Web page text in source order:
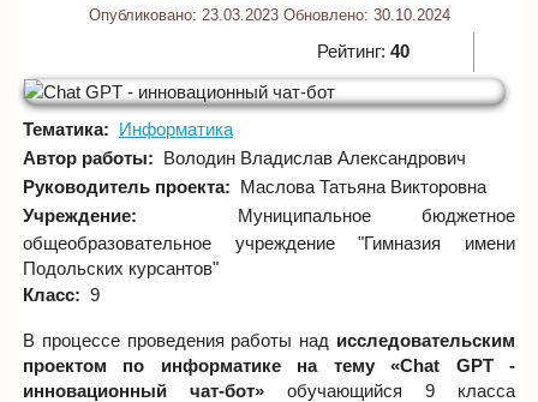
Опубликовано: 23.03.2023 Обновлено: 30.10.2024
Рейтинг: 40
Тематика: Информатика
Автор работы: Володин Владислав Александрович
Руководитель проекта: Маслова Татьяна Викторовна
Учреждение:
Муниципальное бюджетное
общеобразовательное учреждение "Гимназия имени
Подольских курсантов"
Класс: 9
В процессе проведения работы над исследовательским
проектом по информатике на тему «Chat GPT -
инновационный чат-бот» обучающийся 9 класса